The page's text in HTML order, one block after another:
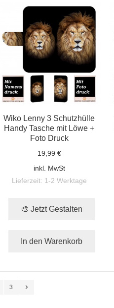
Wiko Lenny 3 Schutzhülle
Handy Tasche mit Löwe +
Foto Druck
19,99 €
inkl. MwSt
Lieferzeit: 1-2 Werktage
🎨 Jetzt Gestalten
In den Warenkorb
3